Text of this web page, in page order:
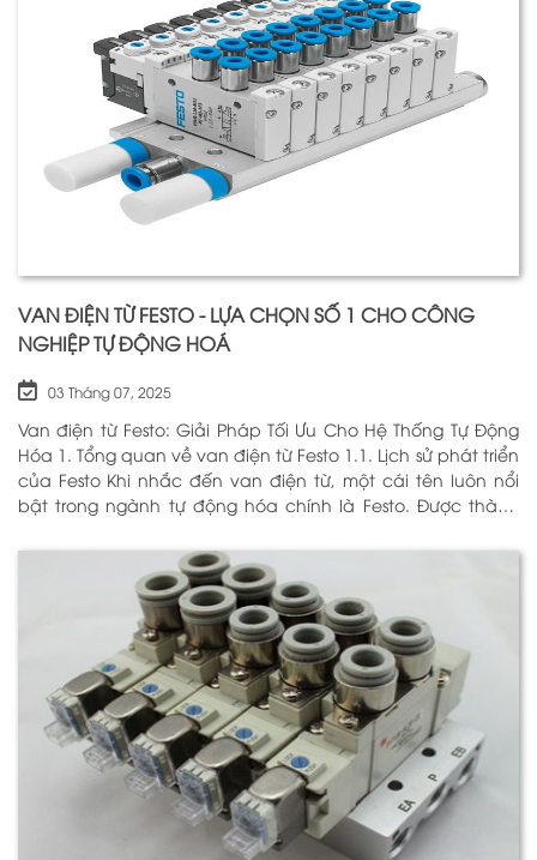
VAN ĐIỆN TỪ FESTO - LỰA CHỌN SỐ 1 CHO CÔNG
NGHIỆP TỰ ĐỘNG HOÁ
03 Tháng 07, 2025
Van điện từ Festo: Giải Pháp Tối Ưu Cho Hệ Thống Tự Động
Hóa 1. Tổng quan về van điện từ Festo 1.1. Lịch sử phát triển
của Festo Khi nhắc đến van điện từ, một cái tên luôn nổi
bật trong ngành tự động hóa chính là Festo. Được thành